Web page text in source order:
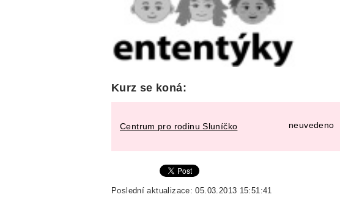
Kurz se koná:
Centrum pro rodinu Sluníčko neuvedeno
Poslední aktualizace: 05.03.2013 15:51:41